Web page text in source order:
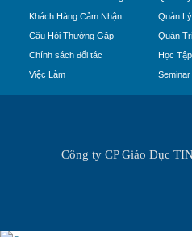
Khách Hàng Cảm Nhận
Câu Hỏi Thường Gặp
Chính sách đối tác
Việc Làm
Quản
Quản
Học
Công ty CP Giáo Dục